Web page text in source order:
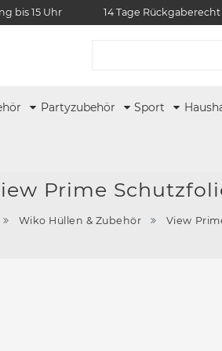
bis 15 Uhr 14 Tage Rückgaberecht
Partyzubehör Sport
Prime
Wiko Hüllen & Zubehör View